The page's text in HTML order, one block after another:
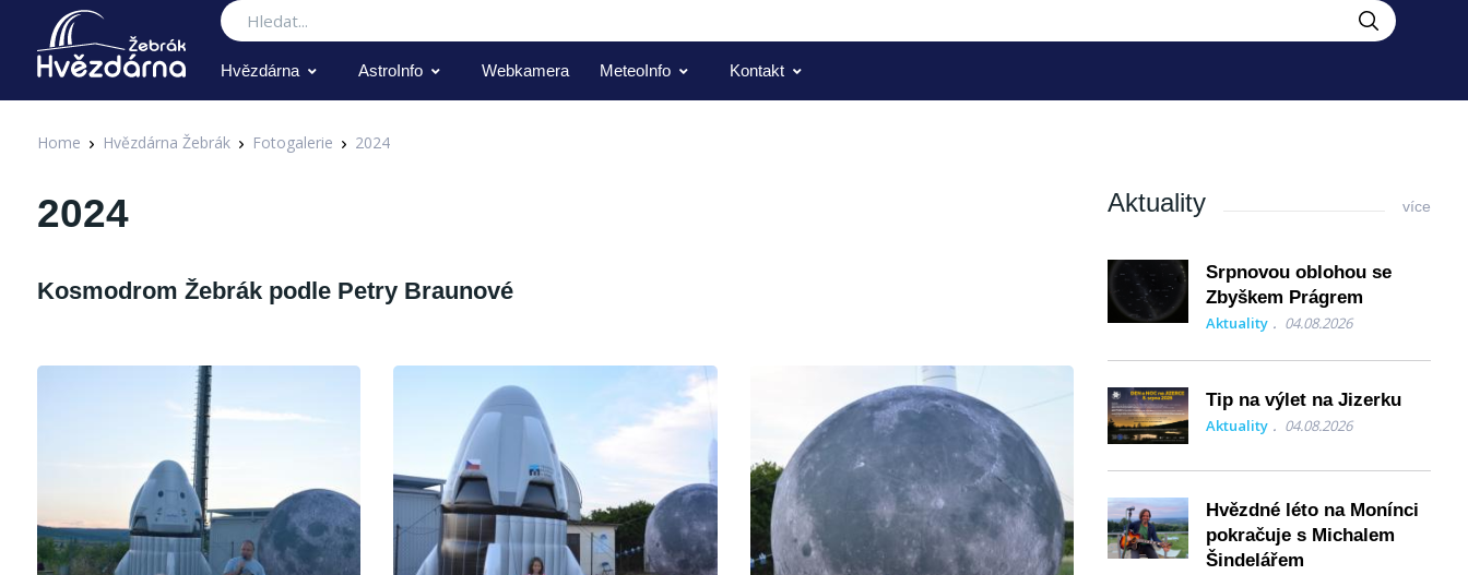
Hledat
Hvězdárna AstroInfo Webkamera MeteoInfo Kontakt
Home Hvězdárna Žebrák Fotogalerie 2024
2024
Kosmodrom Žebrák podle Petry Braunové
Aktuality více
Srpnovou oblohou se
Zbyškem Prágrem
Aktuality 04.08.2026
Tip na výlet na Jizerku
Aktuality 04.08.2026
Hvězdné léto na Monínci
pokračuje s Michalem
Šindelářem